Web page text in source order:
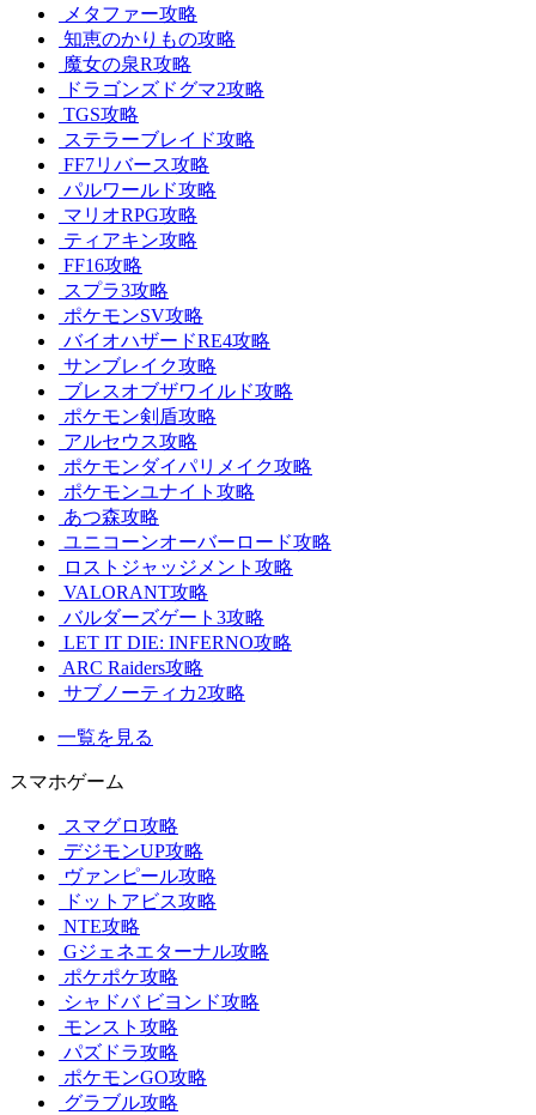
メタファー攻略
知恵のかりもの攻略
魔女の泉R攻略
ドラゴンズドグマ2攻略
TGS攻略
ステラーブレイド攻略
FF7リバース攻略
パルワールド攻略
マリオRPG攻略
ティアキン攻略
FF16攻略
スプラ3攻略
ポケモンSV攻略
バイオハザードRE4攻略
サンブレイク攻略
ブレスオブザワイルド攻略
ポケモン剣盾攻略
アルセウス攻略
ポケモンダイパリメイク攻略
ポケモンユナイト攻略
あつ森攻略
ユニコーンオーバーロード攻略
ロストジャッジメント攻略
VALORANT攻略
バルダーズゲート3攻略
LET IT DIE: INFERNO攻略
ARC Raiders攻略
サブノーティカ2攻略
一覧を見る
スマホゲーム
スマグロ攻略
デジモンUP攻略
ヴァンピール攻略
ドットアビス攻略
NTE攻略
Gジェネエターナル攻略
ポケポケ攻略
シャドバ ビヨンド攻略
モンスト攻略
パズドラ攻略
ポケモンGO攻略
グラブル攻略